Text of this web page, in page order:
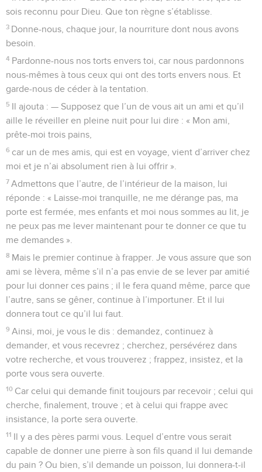
sois reconnu pour Dieu. Que ton règne s’établisse.
3 Donne-nous, chaque jour, la nourriture dont nous avons
besoin.
4 Pardonne-nous nos torts envers toi, car nous pardonnons
nous-mêmes à tous ceux qui ont des torts envers nous. Et
garde-nous de céder à la tentation.
5 Il ajouta : — Supposez que l’un de vous ait un ami et qu’il
aille le réveiller en pleine nuit pour lui dire : « Mon ami,
prête-moi trois pains,
6 car un de mes amis, qui est en voyage, vient d’arriver chez
moi et je n’ai absolument rien à lui offrir ».
7 Admettons que l’autre, de l’intérieur de la maison, lui
réponde : « Laisse-moi tranquille, ne me dérange pas, ma
porte est fermée, mes enfants et moi nous sommes au lit, je
ne peux pas me lever maintenant pour te donner ce que tu
me demandes ».
8 Mais le premier continue à frapper. Je vous assure que son
ami se lèvera, même s’il n’a pas envie de se lever par amitié
pour lui donner ces pains ; il le fera quand même, parce que
l’autre, sans se gêner, continue à l’importuner. Et il lui
donnera tout ce qu’il lui faut.
9 Ainsi, moi, je vous le dis : demandez, continuez à
demander, et vous recevrez ; cherchez, persévérez dans
votre recherche, et vous trouverez ; frappez, insistez, et la
porte vous sera ouverte.
10 Car celui qui demande finit toujours par recevoir ; celui qui
cherche, finalement, trouve ; et à celui qui frappe avec
insistance, la porte sera ouverte.
11 Il y a des pères parmi vous. Lequel d’entre vous serait
capable de donner une pierre à son fils quand il lui demande
du pain ? Ou bien, s’il demande un poisson, lui donnera-t-il